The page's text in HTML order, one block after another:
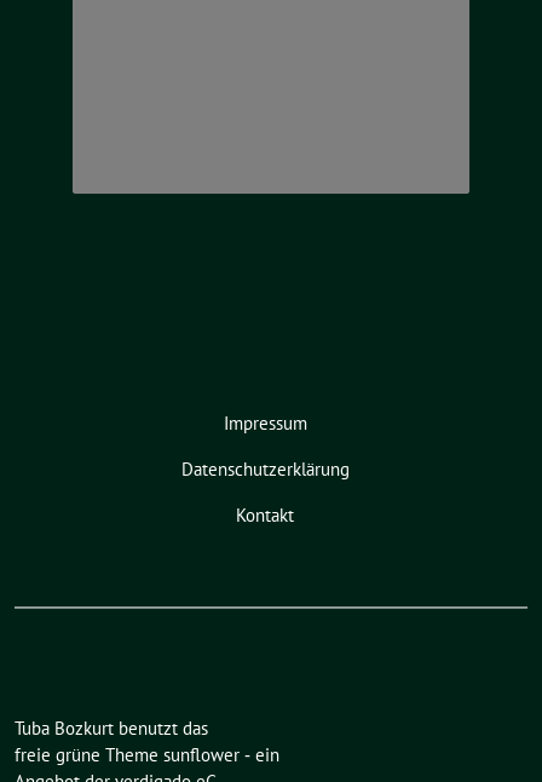
Impressum
Datenschutzerklärung
Kontakt
Tuba Bozkurt benutzt das
freie grüne Theme sunflower ‐ ein